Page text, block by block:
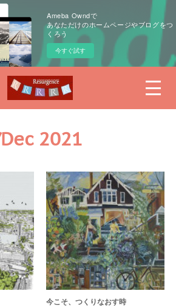
Ameba Owndで
あなただけのホームページやブログをつ
くろう
今すぐ試す
2021
今こそ、つくりなおす時